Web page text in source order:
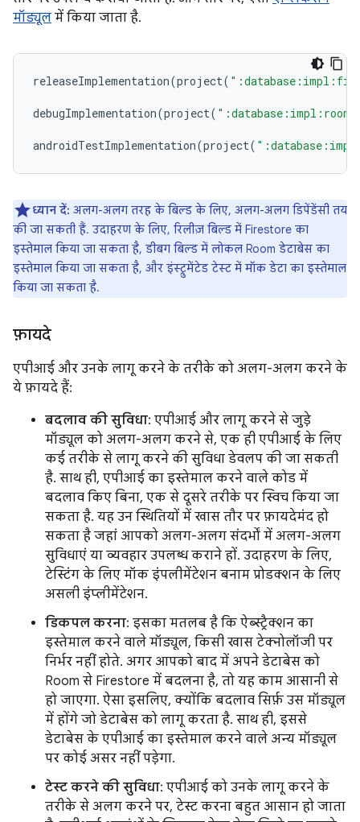
मॉड्यूल में किया जाता है.
releaseImplementation(project(
debugImplementation(project( ":database:impl:room"
androidTestImplementation(project(
ध्यान दें: अलग-अलग तरह के बिल्ड के लिए, अलग-अलग डिपेंडेंसी तय
की जा सकती हैं. उदाहरण के लिए, रिलीज़ बिल्ड में Firestore का
इस्तेमाल किया जा सकता है, डीबग बिल्ड में लोकल Room डेटाबेस का
इस्तेमाल किया जा सकता है, और इंस्ट्रुमेंटेड टेस्ट में मॉक डेटा का इस्तेमाल
किया जा सकता है.
फ़ायदे
एपीआई और उनके लागू करने के तरीके को अलग-अलग करने के
ये फ़ायदे हैं:
बदलाव की सुविधा: एपीआई और लागू करने से जुड़े
मॉड्यूल को अलग-अलग करने से, एक ही एपीआई के लिए
कई तरीके से लागू करने की सुविधा डेवलप की जा सकती
है. साथ ही, एपीआई का इस्तेमाल करने वाले कोड में
बदलाव किए बिना, एक से दूसरे तरीके पर स्विच किया जा
सकता है. यह उन स्थितियों में खास तौर पर फ़ायदेमंद हो
सकता है जहां आपको अलग-अलग संदर्भों में अलग-अलग
सुविधाएं या व्यवहार उपलब्ध कराने हों. उदाहरण के लिए,
टेस्टिंग के लिए मॉक इंपलीमेंटेशन बनाम प्रोडक्शन के लिए
असली इंप्लीमेंटेशन.
डिकपल करना: इसका मतलब है कि ऐब्स्ट्रैक्शन का
इस्तेमाल करने वाले मॉड्यूल, किसी खास टेक्नोलॉजी पर
निर्भर नहीं होते. अगर आपको बाद में अपने डेटाबेस को
Room से Firestore में बदलना है, तो यह काम आसानी से
हो जाएगा. ऐसा इसलिए, क्योंकि बदलाव सिर्फ़ उस मॉड्यूल
में होंगे जो डेटाबेस को लागू करता है. साथ ही, इससे
डेटाबेस के एपीआई का इस्तेमाल करने वाले अन्य मॉड्यूल
पर कोई असर नहीं पड़ेगा.
टेस्ट करने की सुविधा: एपीआई को उनके लागू करने के
तरीके से अलग करने पर, टेस्ट करना बहुत आसान हो जाता